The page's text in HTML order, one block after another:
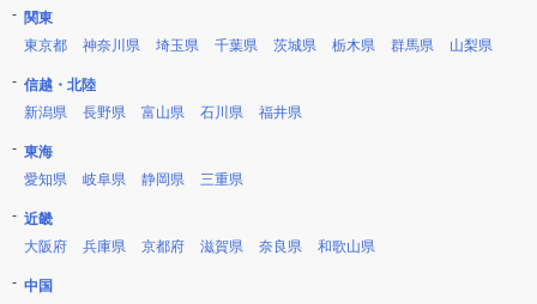
関東
東京都
神奈川県 埼玉県 千葉県 茨城県 栃木県 群馬県 山梨県
信越・北陸
新潟県
長野県 富山県 石川県 福井県
東海
愛知県
岐阜県 静岡県 三重県
近畿
大阪府
兵庫県 京都府 滋賀県 奈良県 和歌山県
中国